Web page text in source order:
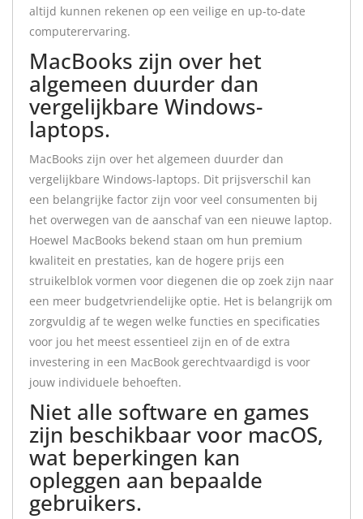
altijd kunnen rekenen op een veilige en up-to-date
computerervaring.
MacBooks zijn over het
algemeen duurder dan
vergelijkbare Windows-
laptops.
MacBooks zijn over het algemeen duurder dan
vergelijkbare Windows-laptops. Dit prijsverschil kan
een belangrijke factor zijn voor veel consumenten bij
het overwegen van de aanschaf van een nieuwe laptop.
Hoewel MacBooks bekend staan om hun premium
kwaliteit en prestaties, kan de hogere prijs een
struikelblok vormen voor diegenen die op zoek zijn naar
een meer budgetvriendelijke optie. Het is belangrijk om
zorgvuldig af te wegen welke functies en specificaties
voor jou het meest essentieel zijn en of de extra
investering in een MacBook gerechtvaardigd is voor
jouw individuele behoeften.
Niet alle software en games
zijn beschikbaar voor macOS,
wat beperkingen kan
opleggen aan bepaalde
gebruikers.